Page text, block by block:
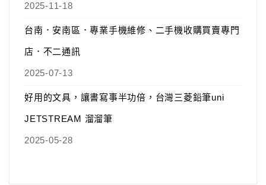
2025-11-18
台南．安南區．專業手機維修、二手機收購買賣專門
店．不二通訊
2025-07-13
好用的文具，讓書寫事半功倍，台灣三菱鉛筆uni
JETSTREAM 溜溜筆
2025-05-28